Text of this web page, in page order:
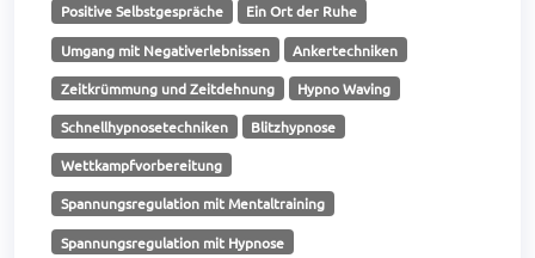
Positive Selbstgespräche Ein Ort der Ruhe
Umgang mit Negativerlebnissen Ankertechniken
Zeitkrümmung und Zeitdehnung Hypno Waving
Schnellhypnosetechniken Blitzhypnose
Wettkampfvorbereitung
Spannungsregulation mit Mentaltraining
Spannungsregulation mit Hypnose